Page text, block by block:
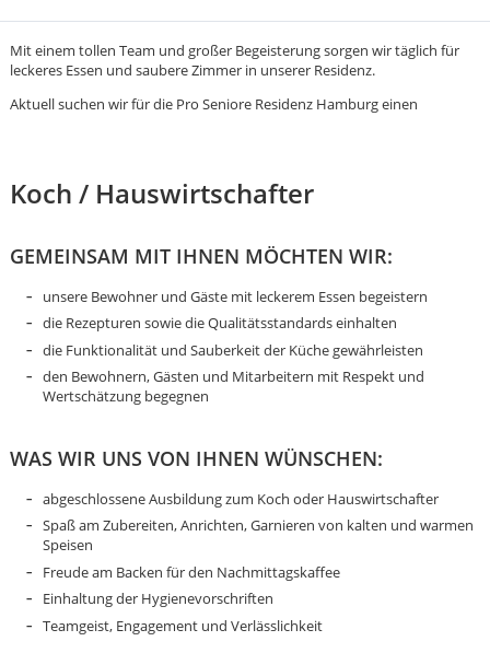
Mit einem tollen Team und großer Begeisterung sorgen wir täglich für
leckeres Essen und saubere Zimmer in unserer Residenz.
Aktuell suchen wir für die Pro Seniore Residenz Hamburg einen
Koch / Hauswirtschafter
GEMEINSAM MIT IHNEN MÖCHTEN WIR:
unsere Bewohner und Gäste mit leckerem Essen begeistern
die Rezepturen sowie die Qualitätsstandards einhalten
die Funktionalität und Sauberkeit der Küche gewährleisten
den Bewohnern, Gästen und Mitarbeitern mit Respekt und
Wertschätzung begegnen
WAS WIR UNS VON IHNEN WÜNSCHEN:
abgeschlossene Ausbildung zum Koch oder Hauswirtschafter
Spaß am Zubereiten, Anrichten, Garnieren von kalten und warmen
Speisen
Freude am Backen für den Nachmittagskaffee
Einhaltung der Hygienevorschriften
Teamgeist, Engagement und Verlässlichkeit
Karte anzeigen